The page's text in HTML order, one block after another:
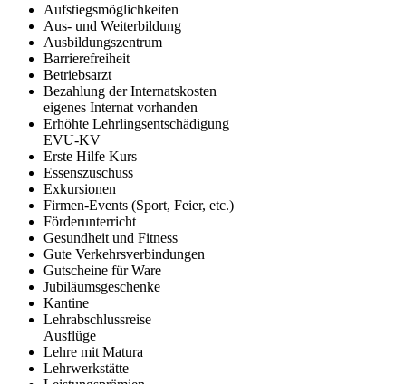
Aufstiegsmöglichkeiten
Aus- und Weiterbildung
Ausbildungszentrum
Barrierefreiheit
Betriebsarzt
Bezahlung der Internatskosten
eigenes Internat vorhanden
Erhöhte Lehrlingsentschädigung
EVU-KV
Erste Hilfe Kurs
Essenszuschuss
Exkursionen
Firmen-Events (Sport, Feier, etc.)
Förderunterricht
Gesundheit und Fitness
Gute Verkehrsverbindungen
Gutscheine für Ware
Jubiläumsgeschenke
Kantine
Lehrabschlussreise
Ausflüge
Lehre mit Matura
Lehrwerkstätte